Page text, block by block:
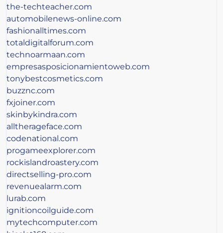
the-techteacher.com
automobilenews-online.com
fashionalltimes.com
totaldigitalforum.com
technoarmaan.com
empresasposicionamientoweb.com
tonybestcosmetics.com
buzznc.com
fxjoiner.com
skinbykindra.com
alltherageface.com
codenational.com
progameexplorer.com
rockislandroastery.com
directselling-pro.com
revenuealarm.com
lurab.com
ignitioncoilguide.com
mytechcomputer.com